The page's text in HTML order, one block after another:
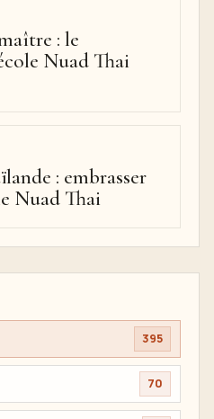
: le
Nuad Thai
: embrasser
Nuad Thai
395
70